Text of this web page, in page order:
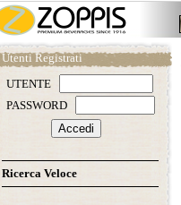
Utenti Registrati
UTENTE
PASSWORD
Ricerca Veloce